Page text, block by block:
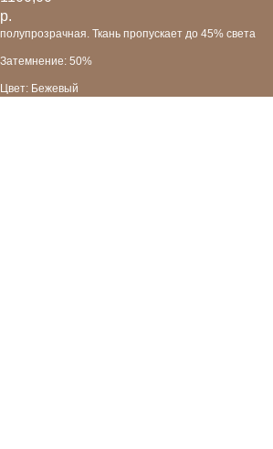
р.
полупрозрачная. Ткань пропускает до 45% света
Затемнение: 50%
Цвет: Бежевый